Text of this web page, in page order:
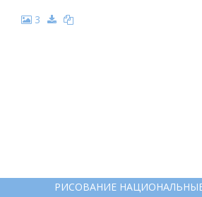
3
РИСОВАНИЕ